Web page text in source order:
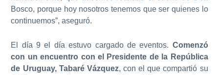
Bosco, porque hoy nosotros tenemos que ser quienes lo
continuemos”, aseguró.
El día 9 el día estuvo cargado de eventos. Comenzó
con un encuentro con el Presidente de la República
de Uruguay, Tabaré Vázquez, con el que compartió su